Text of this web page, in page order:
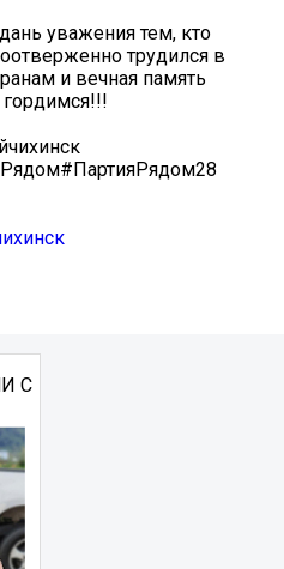
уважения тем, кто
трудился в
и вечная память
С